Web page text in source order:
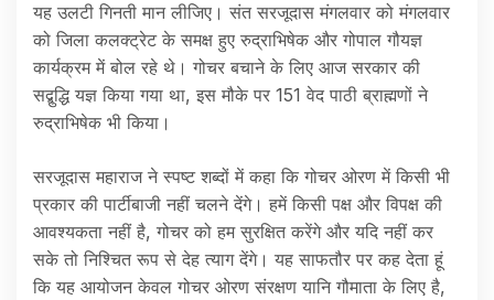
यह उलटी गिनती मान लीजिए। संत सरजूदास मंगलवार को मंगलवार
को जिला कलक्ट्रेट के समक्ष हुए रुद्राभिषेक और गोपाल गौयज्ञ
कार्यक्रम में बोल रहे थे। गोचर बचाने के लिए आज सरकार की
सद्बुद्धि यज्ञ किया गया था, इस मौके पर 151 वेद पाठी ब्राह्मणों ने
रुद्राभिषेक भी किया।
सरजूदास महाराज ने स्पष्ट शब्दों में कहा कि गोचर ओरण में किसी भी
प्रकार की पार्टीबाजी नहीं चलने देंगे। हमें किसी पक्ष और विपक्ष की
आवश्यकता नहीं है, गोचर को हम सुरक्षित करेंगे और यदि नहीं कर
सके तो निश्चित रूप से देह त्याग देंगे। यह साफतौर पर कह देता हूं
कि यह आयोजन केवल गोचर ओरण संरक्षण यानि गौमाता के लिए है,